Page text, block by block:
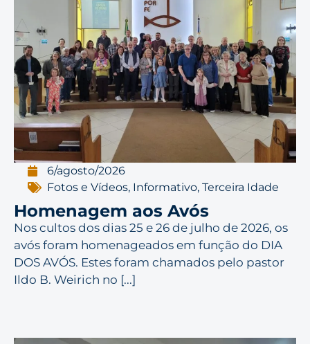
6/agosto/2026
Fotos e Vídeos, Informativo,Terceira Idade
Homenagem aos Avós
Nos cultos dos dias 25 e 26 de julho de 2026, os
avós foram homenageados em função do DIA
DOS AVÓS. Estes foram chamados pelo pastor
Ildo B. Weirich no [...]